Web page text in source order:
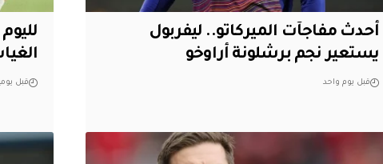
أحدث مفاجآت الميركاتو.. ليفربول
يستعير نجم برشلونة أراوخو
قبل يوم واحد قبل